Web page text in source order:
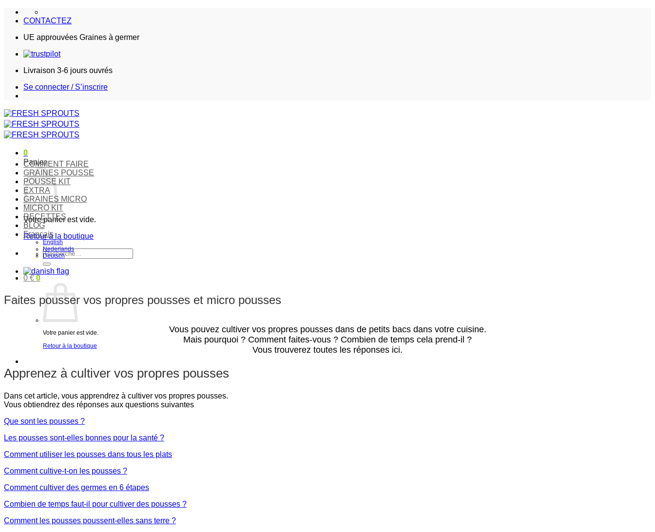
Passer
CONTACTEZ
UE approuvées Graines à germer
Livraison 3-6 jours ouvrés
Se connecter / S’inscrire
0
Panier
Votre panier est vide.
Retour à la boutique
Recherche
pour :
0 € 0
Votre panier est vide.
Retour à la boutique
COMMENT FAIRE
GRAINES POUSSE
POUSSE KIT
EXTRA
GRAINES MICRO
MICRO KIT
RECETTES
BLOG
Français
English
Nederlands
Deutsch
Faites pousser vos propres pousses et micro pousses
Vous pouvez cultiver vos propres pousses dans de petits bacs dans votre cuisine.
Mais pourquoi ? Comment faites-vous ? Combien de temps cela prend-il ?
Vous trouverez toutes les réponses ici.
Apprenez à cultiver vos propres pousses
Dans cet article, vous apprendrez à cultiver vos propres pousses.
Vous obtiendrez des réponses aux questions suivantes
Que sont les pousses ?
Les pousses sont-elles bonnes pour la santé ?
Comment utiliser les pousses dans tous les plats
Comment cultive-t-on les pousses ?
Comment cultiver des germes en 6 étapes
Combien de temps faut-il pour cultiver des pousses ?
Comment les pousses poussent-elles sans terre ?